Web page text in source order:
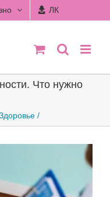
ЛК
Что нужно